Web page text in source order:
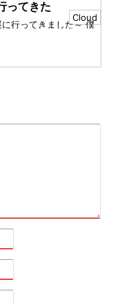
ってきた
行ってきました～ 僕
しています 展示作品は
Cloud